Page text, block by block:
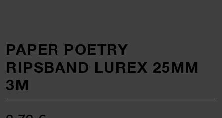
PAPER POETRY
RIPSBAND LUREX 25MM
3M